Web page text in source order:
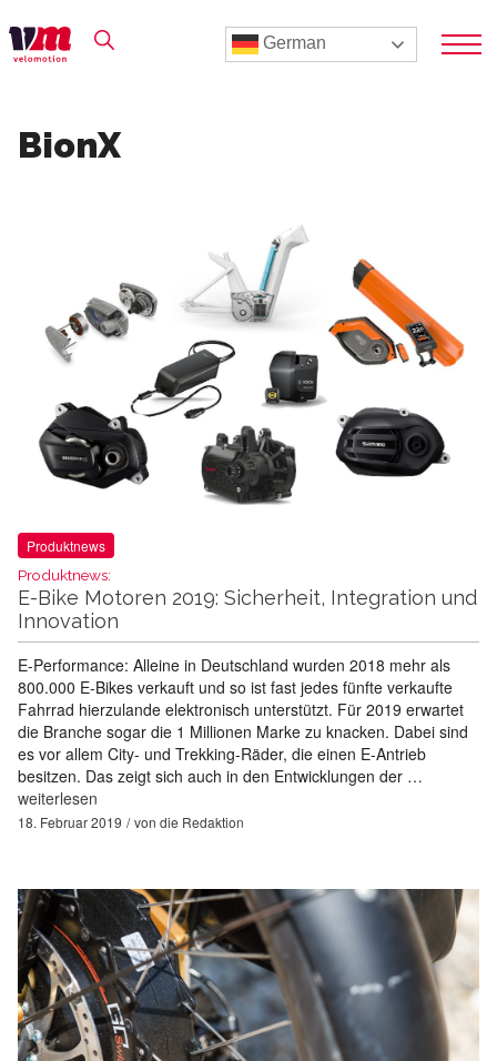
German
BionX
Produktnews
Produktnews:
E-Bike Motoren 2019: Sicherheit, Integration und
Innovation
E-Performance: Alleine in Deutschland wurden 2018 mehr als
800.000 E-Bikes verkauft und so ist fast jedes fünfte verkaufte
Fahrrad hierzulande elektronisch unterstützt. Für 2019 erwartet
die Branche sogar die 1 Millionen Marke zu knacken. Dabei sind
es vor allem City- und Trekking-Räder, die einen E-Antrieb
besitzen. Das zeigt sich auch in den Entwicklungen der …
weiterlesen
18. Februar 2019 von die Redaktion